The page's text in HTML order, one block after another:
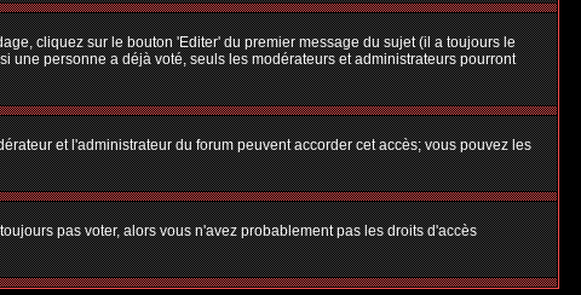
cliquez sur le bouton 'Editer' du premier message du sujet (il a toujours le
personne a déjà voté, seuls les modérateurs et administrateurs pourront
et l'administrateur du forum peuvent accorder cet accès; vous pouvez les
pas voter, alors vous n'avez probablement pas les droits d'accès